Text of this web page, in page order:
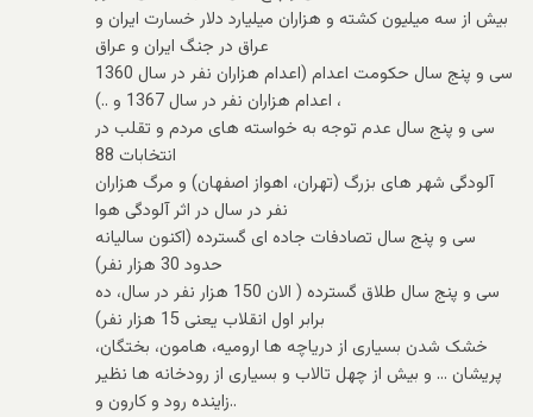
بیش از سه میلیون کشته و هزاران میلیارد دلار خسارت ایران و
عراق در جنگ ایران و عراق
سی و پنج سال حکومت اعدام (اعدام هزاران نفر در سال 1360
، اعدام هزاران نفر در سال 1367 و ..)
سی و پنج سال عدم توجه به خواسته های مردم و تقلب در
انتخابات 88
آلودگی شهر های بزرگ (تهران، اهواز اصفهان) و مرگ هزاران
نفر در سال در اثر آلودگی هوا
سی و پنج سال تصادفات جاده ای گسترده (اکنون سالیانه
حدود 30 هزار نفر)
سی و پنج سال طلاق گسترده ( الان 150 هزار نفر در سال، ده
برابر اول انقلاب یعنی 15 هزار نفر)
خشک شدن بسیاری از دریاچه ها ارومیه، هامون، بختگان،
پریشان … و بیش از چهل تالاب و بسیاری از رودخانه ها نظیر
زاینده رود و کارون و..